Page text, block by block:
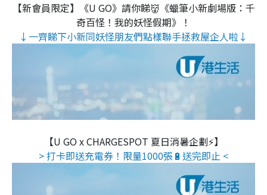
【新會員限定】《U GO》請你睇👹《蠟筆小新劇場版：千
奇百怪！我的妖怪假期》！
↓一齊睇下小新同妖怪朋友們點樣聯手拯救屋企人啦↓
【U GO x CHARGESPOT 夏日消暑企劃⚡】
> 打卡即送充電券！限量1000張🔋送完即止 <